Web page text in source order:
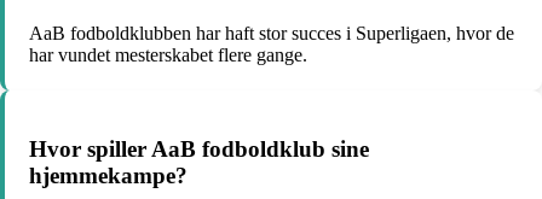
AaB fodboldklubben har haft stor succes i Superligaen, hvor de
har vundet mesterskabet flere gange.
Hvor spiller AaB fodboldklub sine
hjemmekampe?